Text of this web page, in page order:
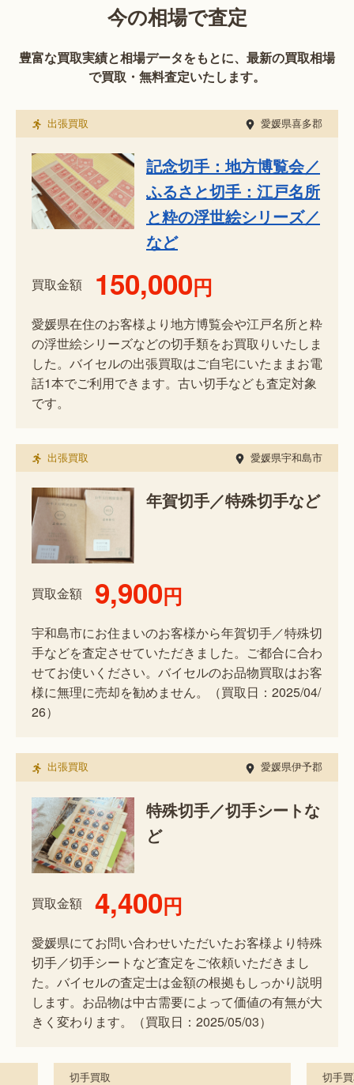
今の相場で査定
豊富な買取実績と相場データをもとに、最新の買取相場
で買取・無料査定いたします。
出張買取 愛媛県喜多郡
記念切手：地方博覧会／
ふるさと切手：江戸名所
と粋の浮世絵シリーズ／
など
買取金額 150,000円
愛媛県在住のお客様より地方博覧会や江戸名所と粋
の浮世絵シリーズなどの切手類をお買取りいたしま
した。バイセルの出張買取はご自宅にいたままお電
話1本でご利用できます。古い切手なども査定対象
です。
出張買取 愛媛県宇和島市
年賀切手／特殊切手など
買取金額 9,900円
宇和島市にお住まいのお客様から年賀切手／特殊切
手などを査定させていただきました。ご都合に合わ
せてお使いください。バイセルのお品物買取はお客
様に無理に売却を勧めません。（買取日：2025/04/
26）
出張買取 愛媛県伊予郡
特殊切手／切手シートな
ど
買取金額 4,400円
愛媛県にてお問い合わせいただいたお客様より特殊
切手／切手シートなど査定をご依頼いただきまし
た。バイセルの査定士は金額の根拠もしっかり説明
します。お品物は中古需要によって価値の有無が大
きく変わります。（買取日：2025/05/03）
切手買取 切手